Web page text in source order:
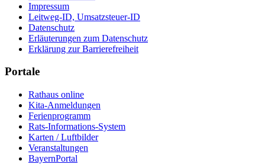
Impressum
Leitweg-ID, Umsatzsteuer-ID
Datenschutz
Erläuterungen zum Datenschutz
Erklärung zur Barrierefreiheit
Portale
Rathaus online
Kita-Anmeldungen
Ferienprogramm
Rats-Informations-System
Karten / Luftbilder
Veranstaltungen
BayernPortal